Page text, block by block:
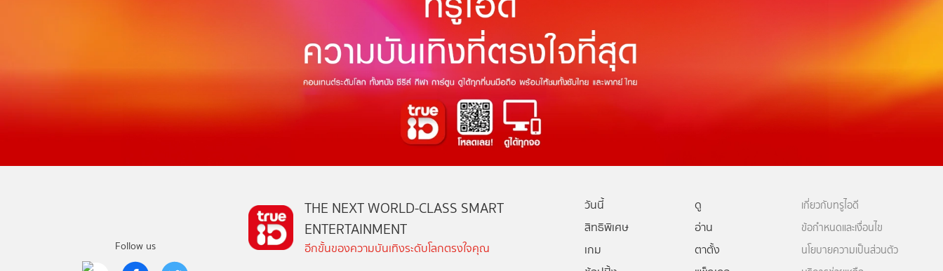
Follow us
THE NEXT WORLD-CLASS SMART
ENTERTAINMENT
อีกขั้นของความบันเทิงระดับโลกตรงใจคุณ
วันนี้
ดู
สิทธิพิเศษ
อ่าน
เกม
ตาตั้ง
เกี่ยวกับทรูไอดี
ข้อกำหนดและเงื่อนไข
นโยบายความเป็นส่วนตัว